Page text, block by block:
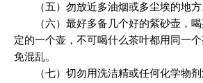
（五）勿放近多油烟或多尘埃的地方
（六）最好多备几个好的紫砂壶，喝
定的一个壶，不可喝什么茶叶都用同一
免混乱。
（七）切勿用洗洁精或任何化学物剂